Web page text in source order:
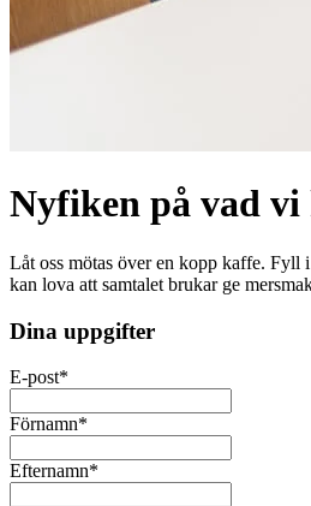
Nyfiken på vad
Låt oss mötas över en kopp kaffe. Fyll
kan lova att samtalet brukar ge
Dina uppgifter
E-post*
Förnamn*
Efternamn*